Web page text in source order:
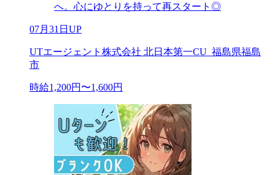
へ。心にゆとりを持って再スタート◎
07月31日UP
UTエージェント株式会社 北日本第一CU_福島県福島
市
時給1,200円〜1,600円